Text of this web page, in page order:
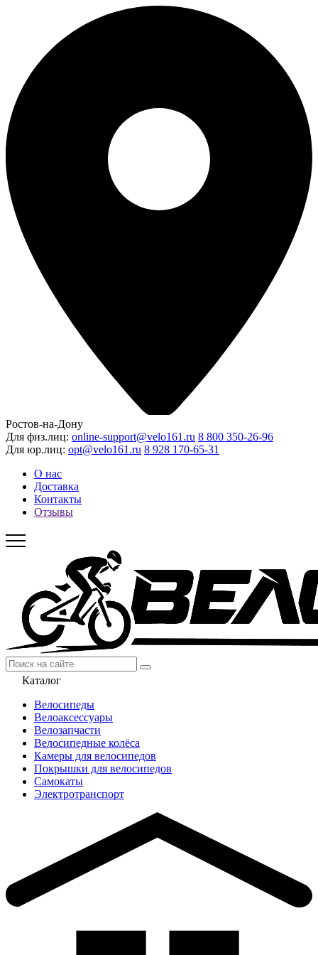
Ростов-на-Дону
Для физ.лиц: online-support@velo161.ru 8 800 350-26-96
Для юр.лиц: opt@velo161.ru 8 928 170-65-31
О нас
Доставка
Контакты
Отзывы
Каталог
Велосипеды
Велоаксессуары
Велозапчасти
Велосипедные колёса
Камеры для велосипедов
Покрышки для велосипедов
Самокаты
Электротранспорт